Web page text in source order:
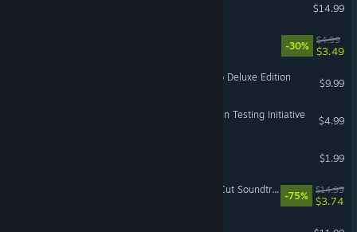
$14.99
-30%
$4.99
$3.49
EVERSPACE™ - Upgrade to Deluxe Edition
$9.99
Aperture Tag: The Paint Gun Testing Initiative
$4.99
$1.99
Disco Elysium - The Final Cut Soundtrack
-75%
$14.99
$3.74